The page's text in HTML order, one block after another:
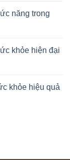
năng trong
khỏe hiện đại
khỏe hiệu quả